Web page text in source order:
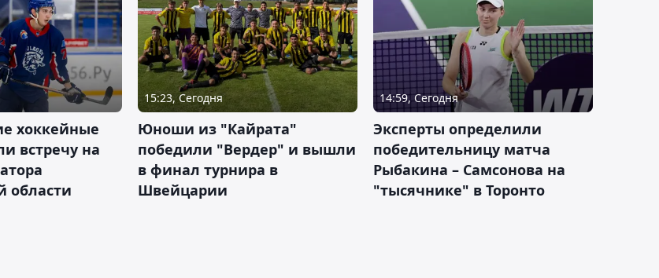
хоккейные
встречу на
области
15:23, Сегодня
Юноши из "Кайрата"
победили "Вердер" и вышли
в финал турнира в
Швейцарии
14:59, Сегодня
Эксперты определили
победительницу матча
Рыбакина – Самсонова на
"тысячнике" в Торонто